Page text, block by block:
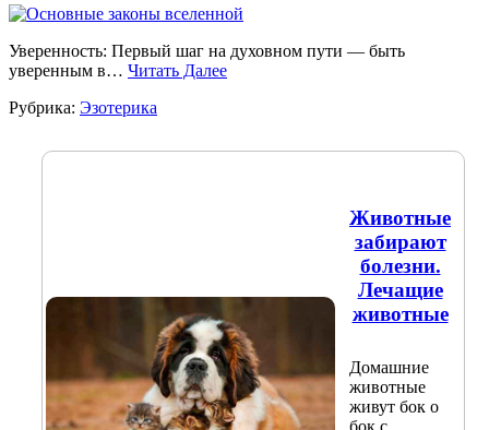
Уверенность: Первый шаг на духовном пути — быть
уверенным в… Читать Далее
Рубрика: Эзотерика
Животные
забирают
болезни.
Лечащие
животные
Домашние
животные
живут бок о
бок с